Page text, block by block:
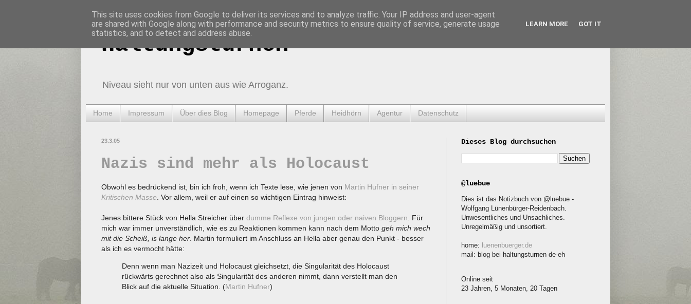
Haltungsturnen
Niveau sieht nur von unten aus wie Arroganz.
Home Impressum Über dies Blog Homepage Pferde Heidhörn Agentur Datenschutz
23.3.05
Nazis sind mehr als Holocaust
Obwohl es bedrückend ist, bin ich froh, wenn ich Texte lese, wie jenen von Martin Hufner in seiner
Kritischen Masse . Vor allem, weil er auf einen so wichtigen Eintrag hinweist:
Jenes bittere Stück von Hella Streicher über dumme Reflexe von jungen oder naiven Bloggern . Für
mich war immer unverständlich, wie es zu Reaktionen kommen kann nach dem Motto geh mich wech
mit die Scheiß, is lange her . Martin formuliert im Anschluss an Hella aber genau den Punkt - besser
als ich es vermocht hätte:
Denn wenn man Nazizeit und Holocaust gleichsetzt, die Singularität des Holocaust
rückwärts gerechnet also als Singularität des anderen nimmt, dann verstellt man den
Blick auf die aktuelle Situation. (Martin Hufner)
Dieses Blog durchsuchen
@luebue
Dies ist das Notizbuch von @luebue -
Wolfgang Lünenbürger-Reidenbach.
Unwesentliches und Unsachliches.
Unregelmäßig und unsortiert.
home: luenenbuerger.de
mail: blog bei haltungsturnen de-eh
Online seit
23 Jahren, 5 Monaten, 20 Tagen
This site uses cookies from Google to deliver its services and to analyze traffic. Your IP address and user-agent
are shared with Google along with performance and security metrics to ensure quality of service, generate usage
statistics, and to detect and address abuse.
LEARN MORE GOT IT